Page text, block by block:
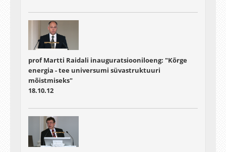
prof Martti Raidali inauguratsiooniloeng: "Kõrge
energia - tee universumi süvastruktuuri
mõistmiseks"
18.10.12